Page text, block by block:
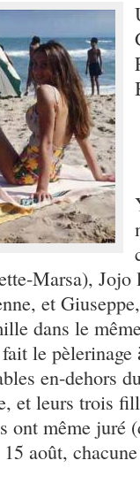
Marsa),
et
dans le
le
en-dehors
et leurs trois
ont même juré
août,